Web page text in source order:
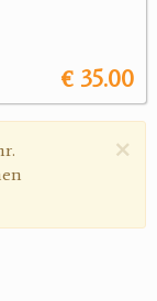
€ 35.00
×